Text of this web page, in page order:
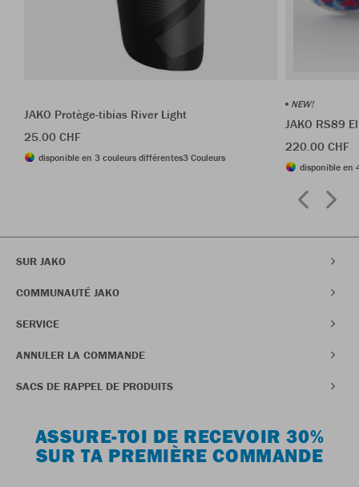
JAKO Protège-tibias River Light
25.00 CHF
disponible en 3 couleurs différentes3 Couleurs
NEW!
JAKO RS89
220.00 CHF
disponible en
SUR JAKO
COMMUNAUTÉ JAKO
SERVICE
ANNULER LA COMMANDE
SACS DE RAPPEL DE PRODUITS
ASSURE-TOI DE RECEVOIR 30%
SUR TA PREMIÈRE COMMANDE